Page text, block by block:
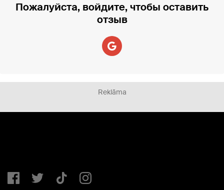
Пожалуйста, войдите, чтобы оставить
отзыв
Reklāma